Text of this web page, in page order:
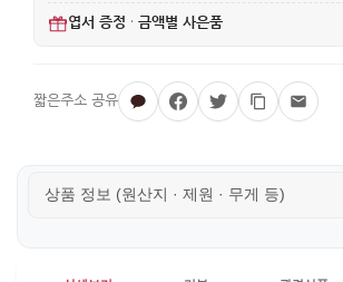
엽서 증정 · 금액별 사은품
상품 정보 (원산지 · 제원 · 무게 등)